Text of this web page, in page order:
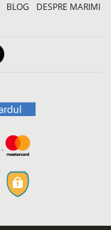
BLOG
DESPRE MARIMI